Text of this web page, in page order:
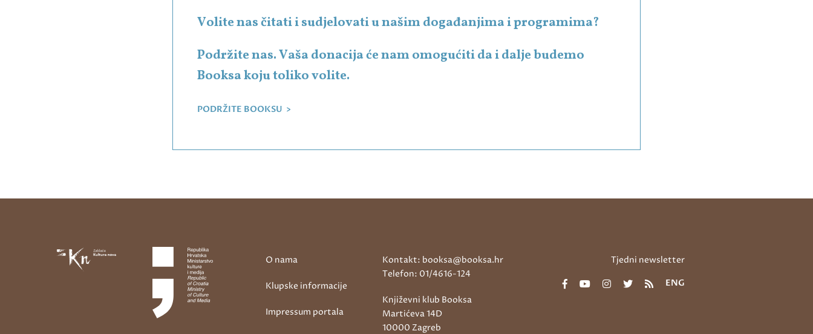
Volite nas čitati i sudjelovati u našim događanjima i programima?
Podržite nas. Vaša donacija će nam omogućiti da i dalje budemo
Booksa koju toliko volite.
PODRŽITE BOOKSU >
O nama
Klupske informacije
Impressum portala
Kontakt: booksa@booksa.hr
Telefon: 01/4616-124
Književni klub Booksa
Martićeva 14D
10000 Zagreb
Tjedni newsletter
ENG